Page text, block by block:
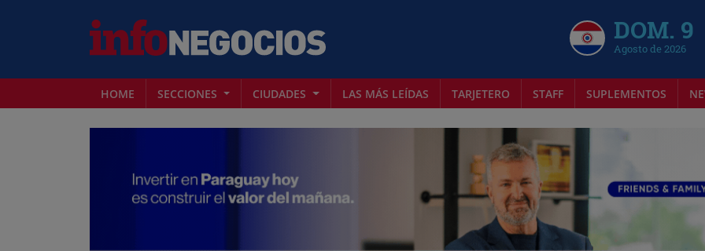
DOM. 9
Agosto de 2026
HOME SECCIONES CIUDADES LAS MÁS LEÍDAS TARJETERO STAFF SUPLEMENTOS